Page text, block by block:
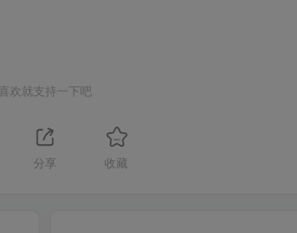
喜欢就支持一下吧
分享 收藏